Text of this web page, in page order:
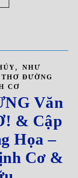
,
NHƯ
THƠ ĐƯỜNG
CƠ
Văn
& Cập
Họa –
Cơ &